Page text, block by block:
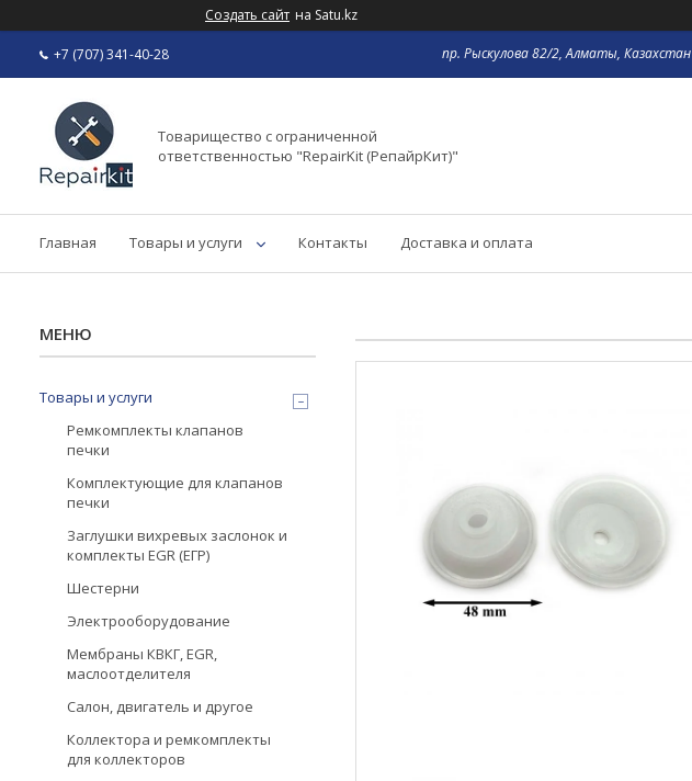
Создать сайт на Satu.kz
+7 (707) 341-40-28 пр. Рыскулова 82/2, Алматы, Казахстан
Товарищество с ограниченной
ответственностью "RepairKit (РепайрКит)"
Главная Товары и услуги Контакты Доставка и оплата
Товары и услуги
Ремкомплекты клапанов
печки
Комплектующие для клапанов
печки
Заглушки вихревых заслонок и
комплекты EGR (ЕГР)
Шестерни
Электрооборудование
Мембраны КВКГ, EGR,
маслоотделителя
Салон, двигатель и другое
Коллектора и ремкомплекты
для коллекторов